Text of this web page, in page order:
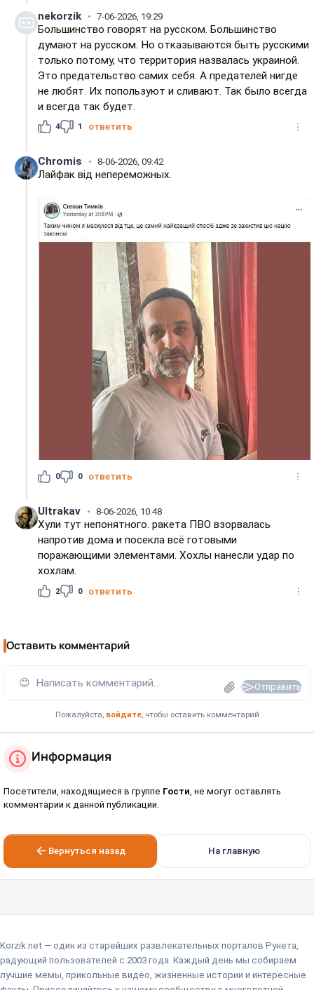
nekorzik 7-06-2026, 19:29
Большинство говорят на русском. Большинство
думают на русском. Но отказываются быть русскими
только потому, что территория назвалась украиной.
Это предательство самих себя. А предателей нигде
не любят. Их попользуют и сливают. Так было всегда
и всегда так будет.
4 1 ответить
Chromis 8-06-2026, 09:42
Лайфак вiд непереможных.
0 0 ответить
Ultrakav 8-06-2026, 10:48
Хули тут непонятного. ракета ПВО взорвалась
напротив дома и посекла всё готовыми
поражающими элементами. Хохлы нанесли удар по
хохлам.
2 0 ответить
Оставить комментарий
😊 Написать комментарий... Отправить
Пожалуйста, войдите, чтобы оставить комментарий
Информация
Посетители, находящиеся в группе Гости , не могут оставлять
комментарии к данной публикации.
Вернуться назад На главную
Korzik.net — один из старейших развлекательных порталов Рунета,
радующий пользователей с 2003 года. Каждый день мы собираем
лучшие мемы, прикольные видео, жизненные истории и интересные